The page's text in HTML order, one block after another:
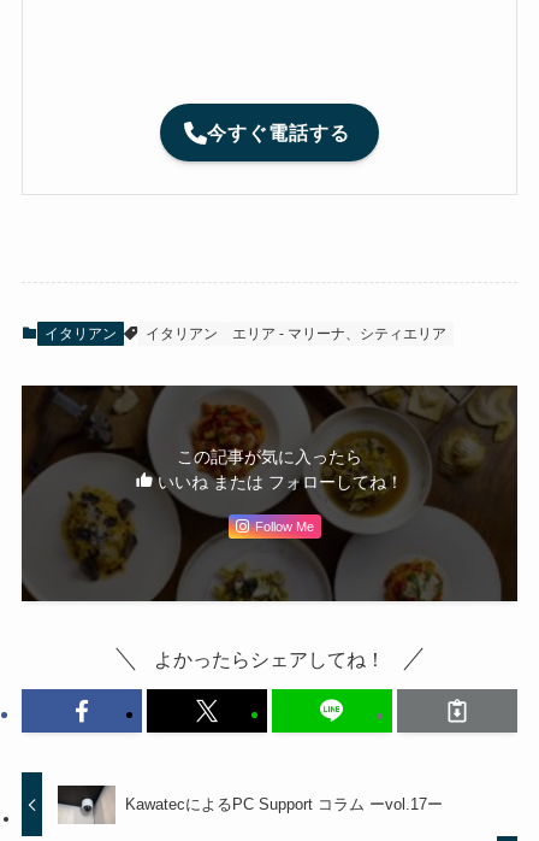
今すぐ電話する
イタリアン イタリアン エリア - マリーナ、シティエリア
この記事が気に入ったら
いいね または フォローしてね！
Follow Me
よかったらシェアしてね！
KawatecによるPC Support コラム ーvol.17ー